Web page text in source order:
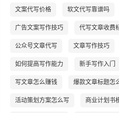
文案代写价格 软文代写靠谱吗
广告文案写作技巧 代写文章收费
公众号文章代写 文章写作技巧
如何提高写作能力 新手写作入门
写文章怎么赚钱 爆款文章标题怎
活动策划方案怎么写 商业计划书